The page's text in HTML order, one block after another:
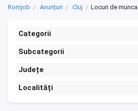
Romjob Anunțuri Cluj Locuri de munca
Categorii
Subcategorii
Județe
Localități